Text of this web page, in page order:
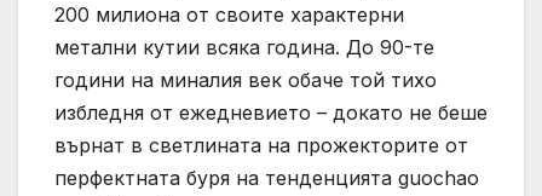
200 милиона от своите характерни
метални кутии всяка година. До 90-те
години на миналия век обаче той тихо
избледня от ежедневието – докато не беше
върнат в светлината на прожекторите от
перфектната буря на тенденцията guochao